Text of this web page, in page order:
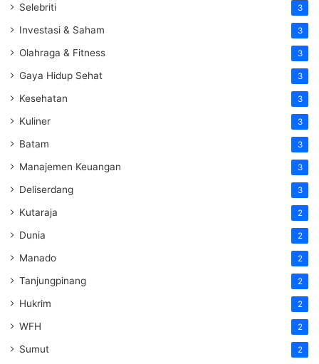
Selebriti 3
Investasi & Saham 3
Olahraga & Fitness 3
Gaya Hidup Sehat 3
Kesehatan 3
Kuliner 3
Batam 3
Manajemen Keuangan 3
Deliserdang 3
Kutaraja 2
Dunia 2
Manado 2
Tanjungpinang 2
Hukrim 2
WFH 2
Sumut 2